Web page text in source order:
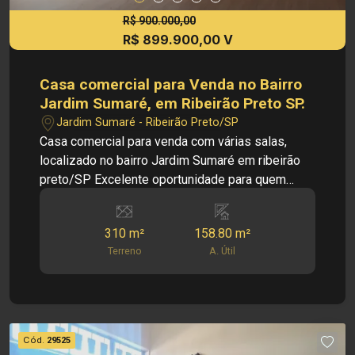
R$ 900.000,00
R$ 899.900,00 V
Casa comercial para Venda no Bairro
Jardim Sumaré, em Ribeirão Preto SP.
Jardim Sumaré - Ribeirão Preto/SP
Casa comercial para venda com várias salas,
localizado no bairro Jardim Sumaré em ribeirão
preto/SP Excelente oportunidade para quem
localizado, ideal para uso comercial, misto ou até
mesmo adaptação para diferentes atividades. O
imóvel conta com terreno de 310m² e área
construída total de 158,80m². Informações do
Banheiros - 01 Lavabo - Edícula - 01 Sala ampla -
01 Banheiro - Área de serviço - 01 Sala ampla -
310 m²
Terreno
158.80 m²
A. Útil
Cód. 29525